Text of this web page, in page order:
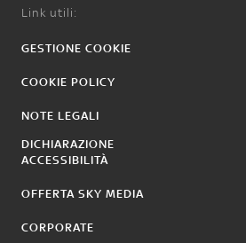
Link utili:
GESTIONE COOKIE
COOKIE POLICY
NOTE LEGALI
DICHIARAZIONE
ACCESSIBILITÀ
OFFERTA SKY MEDIA
CORPORATE